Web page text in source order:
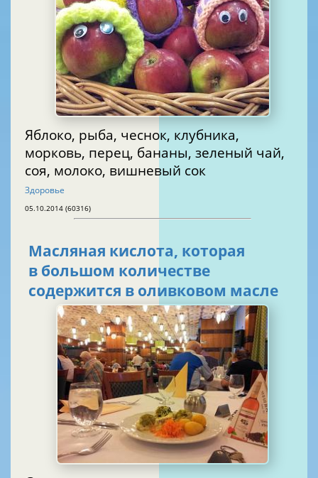
Яблоко, рыба, чеснок, клубника,
морковь, перец, бананы, зеленый чай,
соя, молоко, вишневый сок
Здоровье
05.10.2014 (60316)
Масляная кислота, которая
в большом количестве
содержится в оливковом масле